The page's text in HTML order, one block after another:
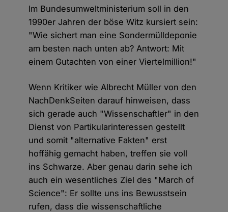
Im Bundesumweltministerium soll in den
1990er Jahren der böse Witz kursiert sein:
"Wie sichert man eine Sondermülldeponie
am besten nach unten ab? Antwort: Mit
einem Gutachten von einer Viertelmillion!"
Wenn Kritiker wie Albrecht Müller von den
NachDenkSeiten darauf hinweisen, dass
sich gerade auch "Wissenschaftler" in den
Dienst von Partikularinteressen gestellt
und somit "alternative Fakten" erst
hoffähig gemacht haben, treffen sie voll
ins Schwarze. Aber genau darin sehe ich
auch ein wesentliches Ziel des "March of
Science": Er sollte uns ins Bewusstsein
rufen, dass die wissenschaftliche